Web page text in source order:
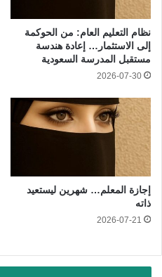
نظام التعليم العام: من الحوكمة
إلى الاستثمار… إعادة هندسة
مستقبل المدرسة السعودية
2026-07-30
إجازة المعلم… شهرين ليستعيد
ذاته
2026-07-21